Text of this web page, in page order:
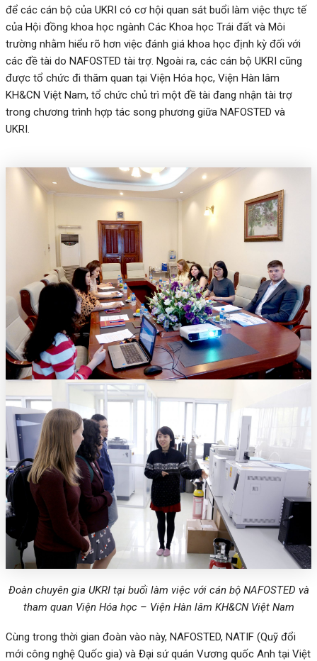
để các cán bộ của UKRI có cơ hội quan sát buổi làm việc thực tế
của Hội đồng khoa học ngành Các Khoa học Trái đất và Môi
trường nhằm hiểu rõ hơn việc đánh giá khoa học định kỳ đối với
các đề tài do NAFOSTED tài trợ. Ngoài ra, các cán bộ UKRI cũng
được tổ chức đi thăm quan tại Viện Hóa học, Viện Hàn lâm
KH&CN Việt Nam, tổ chức chủ trì một đề tài đang nhận tài trợ
trong chương trình hợp tác song phương giữa NAFOSTED và
UKRI.
Đoàn chuyên gia UKRI tại buổi làm việc với cán bộ NAFOSTED và
tham quan Viện Hóa học – Viện Hàn lâm KH&CN Việt Nam
Cùng trong thời gian đoàn vào này, NAFOSTED, NATIF (Quỹ đổi
mới công nghệ Quốc gia) và Đại sứ quán Vương quốc Anh tại Việt